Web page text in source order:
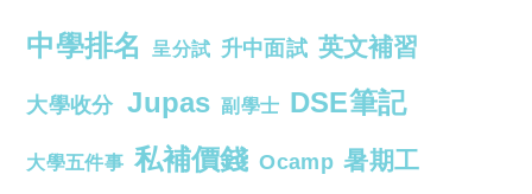
中學排名 呈分試 升中面試 英文補習
大學收分 Jupas 副學士 DSE筆記
大學五件事 私補價錢 Ocamp 暑期工